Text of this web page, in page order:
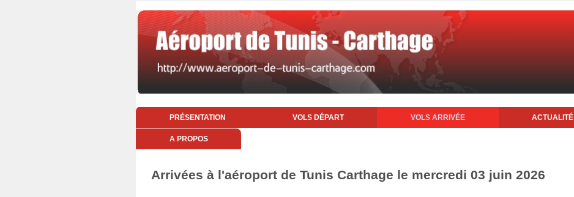
PRÉSENTATION VOLS DÉPART VOLS ARRIVÉE ACTUALITÉ
A PROPOS
Arrivées à l'aéroport de Tunis Carthage le mercredi 03 juin 2026